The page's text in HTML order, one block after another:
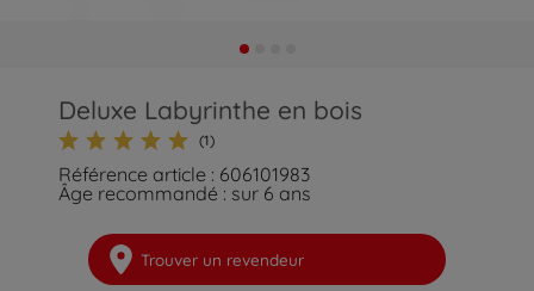
Deluxe Labyrinthe en bois
(1)
Référence article : 606101983
Âge recommandé : sur 6 ans
Trouver un revendeur